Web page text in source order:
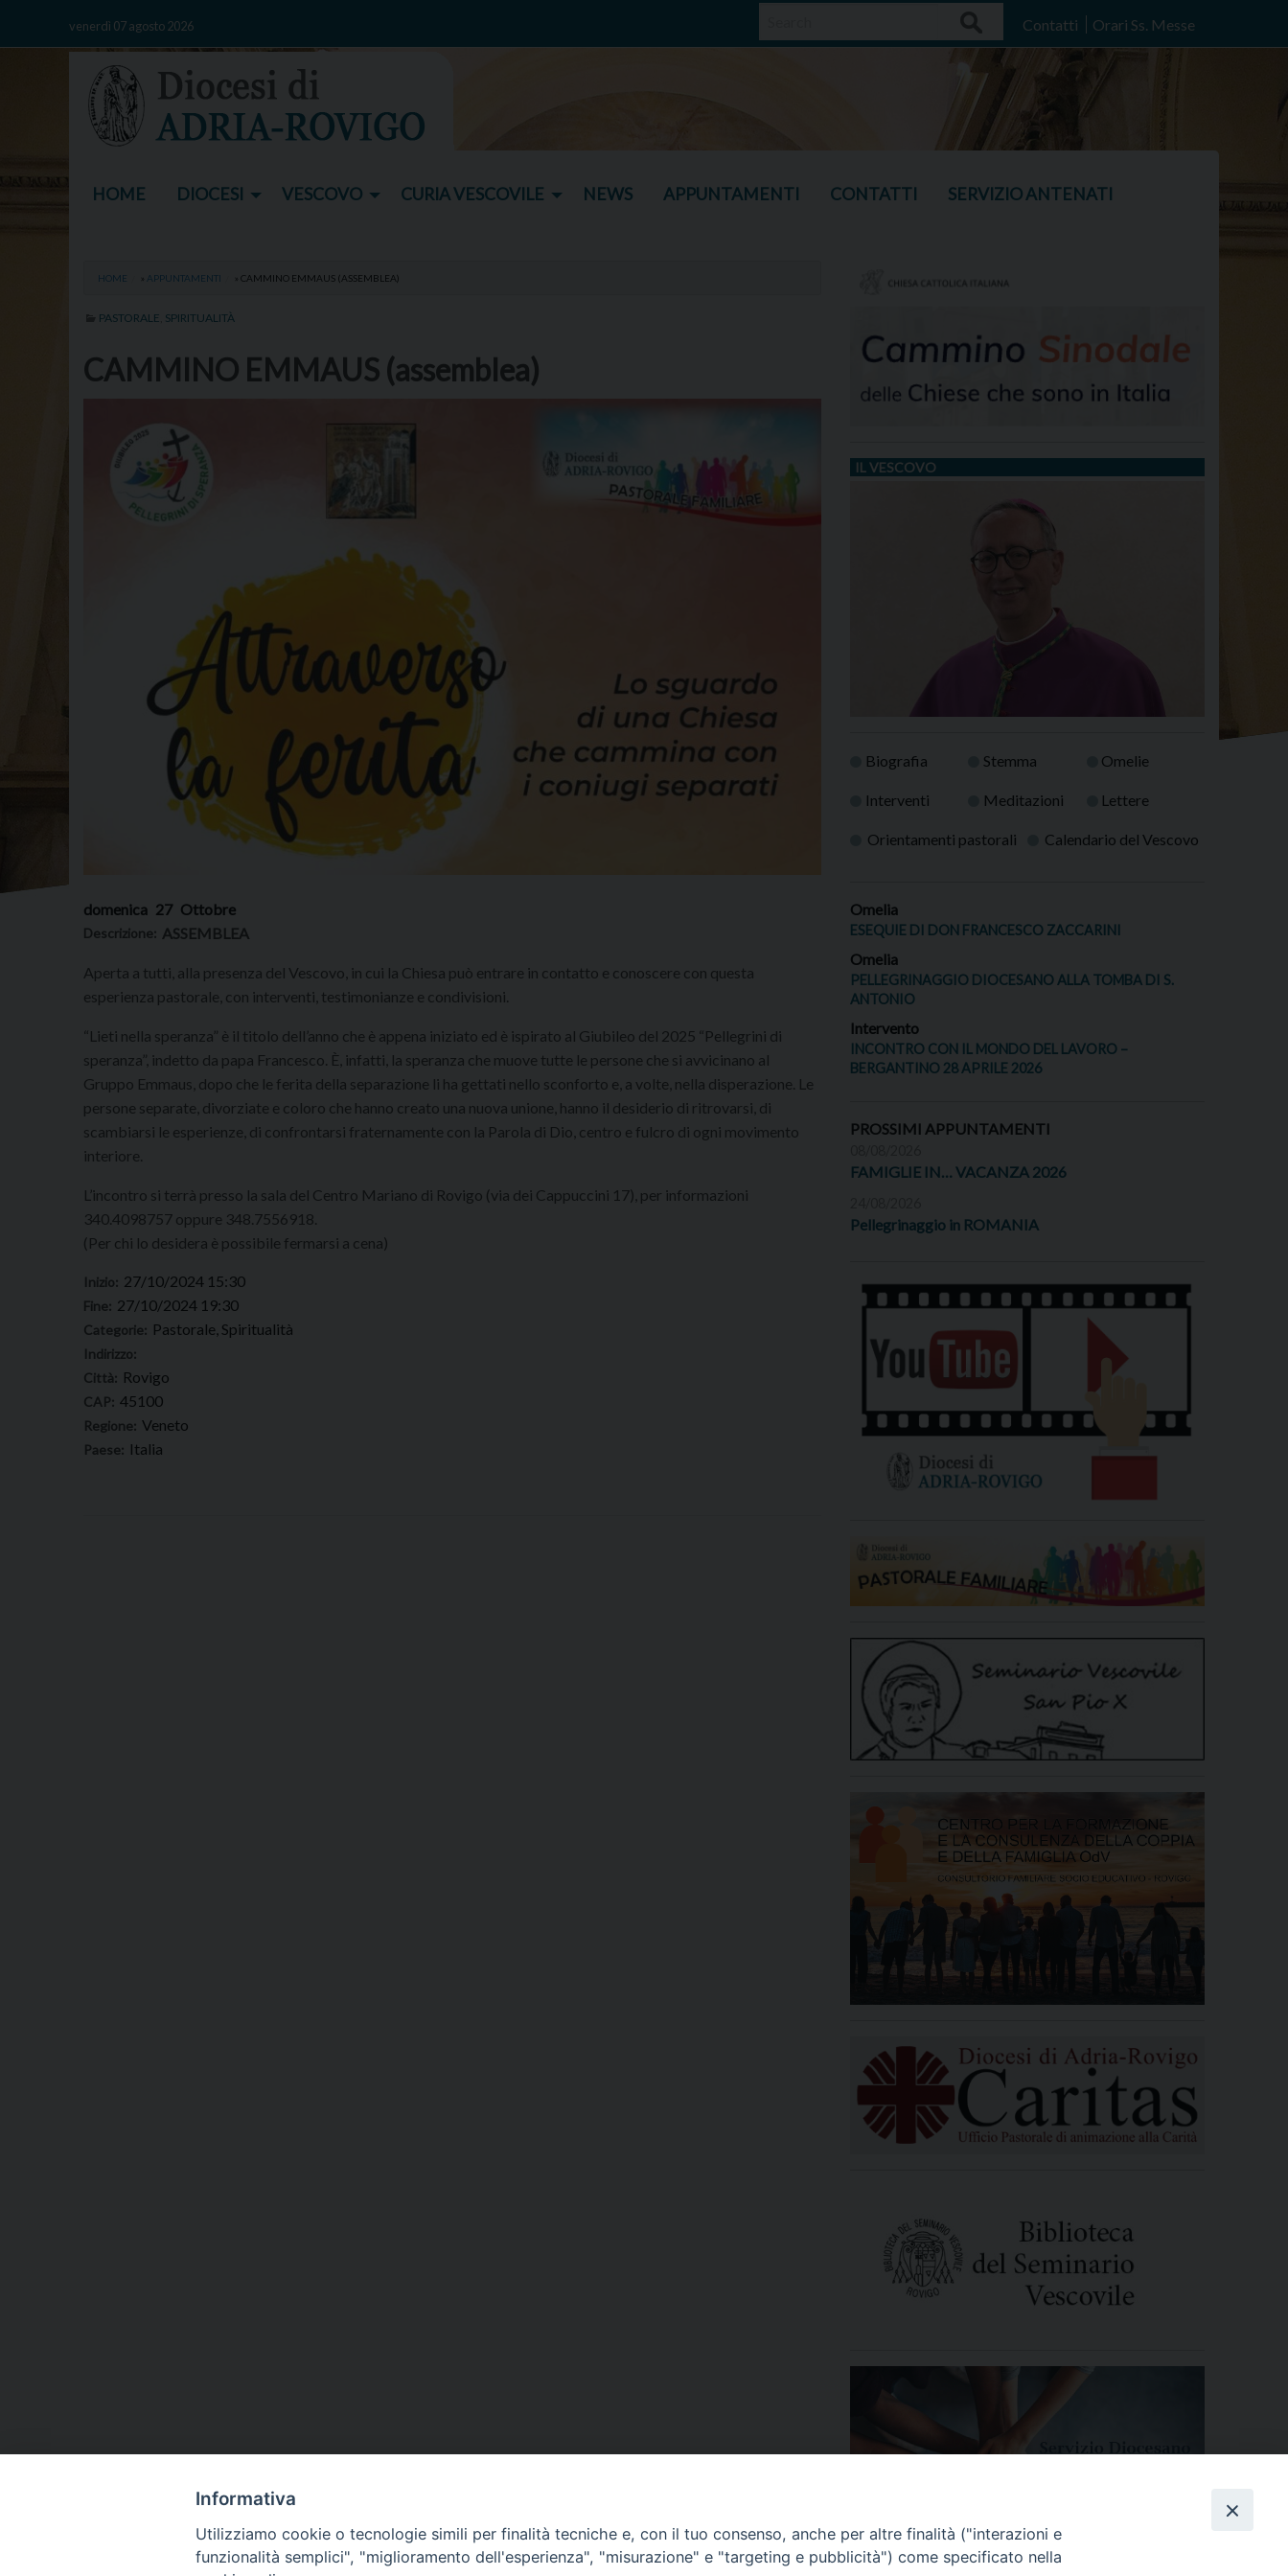
venerdì 07 agosto 2026 Contatti Orari Ss. Messe
HOME DIOCESI VESCOVO CURIA VESCOVILE NEWS APPUNTAMENTI CONTATTI SERVIZIO ANTENATI
HOME » APPUNTAMENTI » CAMMINO EMMAUS (ASSEMBLEA)
PASTORALE SPIRITUALITÀ
CAMMINO EMMAUS (assemblea)
domenica 27 Ottobre
Descrizione: ASSEMBLEA
Aperta a tutti, alla presenza del Vescovo, in cui la Chiesa può entrare in contatto e conoscere con questa
esperienza pastorale, con interventi, testimonianze e condivisioni.
“Lieti nella speranza” è il titolo dell’anno che è appena iniziato ed è ispirato al Giubileo del 2025 “Pellegrini di
speranza”, indetto da papa Francesco. È, infatti, la speranza che muove tutte le persone che si avvicinano al
Gruppo Emmaus, dopo che le ferita della separazione li ha gettati nello sconforto e, a volte, nella disperazione. Le
persone separate, divorziate e coloro che hanno creato una nuova unione, hanno il desiderio di ritrovarsi, di
scambiarsi le esperienze, di confrontarsi fraternamente con la Parola di Dio, centro e fulcro di ogni movimento
interiore.
L’incontro si terrà presso la sala del Centro Mariano di Rovigo (via dei Cappuccini 17), per informazioni
340.4098757 oppure 348.7556918.
(Per chi lo desidera è possibile fermarsi a cena)
Inizio: 27/10/2024 15:30
Fine: 27/10/2024 19:30
Categorie: Pastorale, Spiritualità
Indirizzo:
Città: Rovigo
CAP: 45100
Regione: Veneto
Paese: Italia
IL VESCOVO
Biografia Stemma Omelie
Interventi Meditazioni Lettere
Orientamenti pastorali Calendario del Vescovo
Omelia
ESEQUIE DI DON FRANCESCO ZACCARINI
Omelia
PELLEGRINAGGIO DIOCESANO ALLA TOMBA DI S.
ANTONIO
Intervento
INCONTRO CON IL MONDO DEL LAVORO –
BERGANTINO 28 APRILE 2026
PROSSIMI APPUNTAMENTI
FAMIGLIE IN… VACANZA 2026
Pellegrinaggio in ROMANIA
Informativa
Utilizziamo cookie o tecnologie simili per finalità tecniche e, con il tuo consenso, anche per altre finalità ("interazioni e
funzionalità semplici", "miglioramento dell'esperienza", "misurazione" e "targeting e pubblicità") come specificato nella